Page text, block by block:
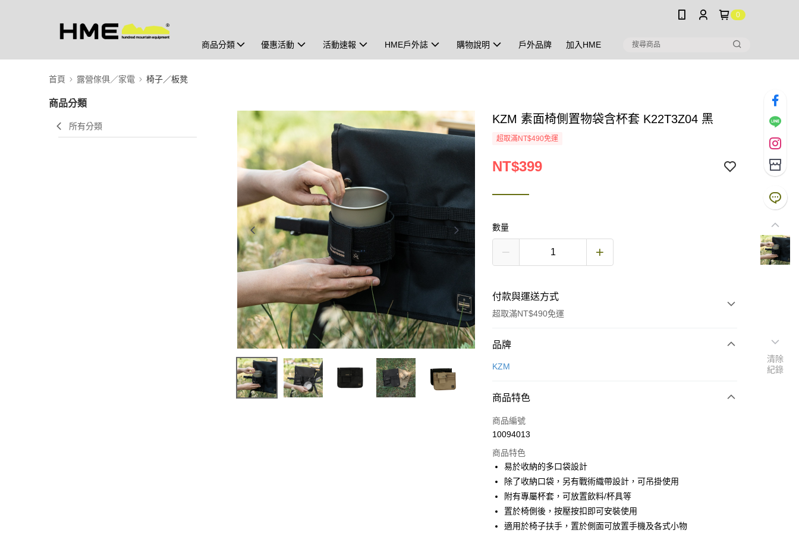
0
商品分類 優惠活動 活動速報 HME戶外誌 購物說明 戶外品牌 加入HME
首頁 露營傢俱／家電 椅子／板凳
商品分類
所有分類
KZM 素面椅側置物袋含杯套 K22T3Z04 黑
超取滿NT$490免運
NT$399
數量
付款與運送方式
超取滿NT$490免運
付款方式
信用卡一次付款
合作金庫商業銀行
華南商業銀行
上海商業儲蓄銀行
國泰世華商業銀行
臺灣中小企業銀行
台中商業銀行
聯邦商業銀行
遠東國際商業銀行
元大商業銀行
永豐商業銀行
玉山商業銀行
星展（台灣）商業銀行
超商取貨付款
LINE Pay
Apple Pay
ATM付款
品牌
KZM
商品特色
商品編號
10094013
商品特色
易於收納的多口袋設計
除了收納口袋，另有戰術織帶設計，可吊掛使用
附有專屬杯套，可放置飲料/杯具等
置於椅側後，按壓按扣即可安裝使用
適用於椅子扶手，置於側面可放置手機及各式小物
清除
紀錄